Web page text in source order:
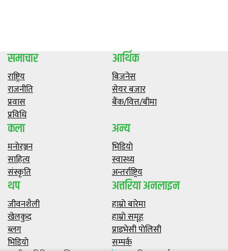
समाचार
राष्ट्रिय
राजनीति
प्रवास
प्रविधि
आर्थिक
बिजनेस
सेयर बजार
बैंक/वित्त/बीमा
कला
मनाेरञ्जन
साहित्य
संस्कृति
अन्य
भिडियाे
स्वास्थ्य
अन्तर्राष्ट्रिय
थप
जीवनशैली
खेलकुद
ब्लग
भिडियाे
अत्तरिया अनलाइन
हाम्राे बारेमा
हाम्राे समूह
प्राइभेसी पाेलिसी
सम्पर्क